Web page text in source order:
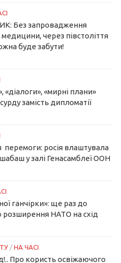
Без запровадження
через півстоліття
буде забути!
«мирні плани»
замість дипломатії
росія влаштувала
у залі Генасамблеї ООН
ганчірки»: ще раз до
НАТО на схід
/ НА ЧАСІ
Про користь освіжаючого